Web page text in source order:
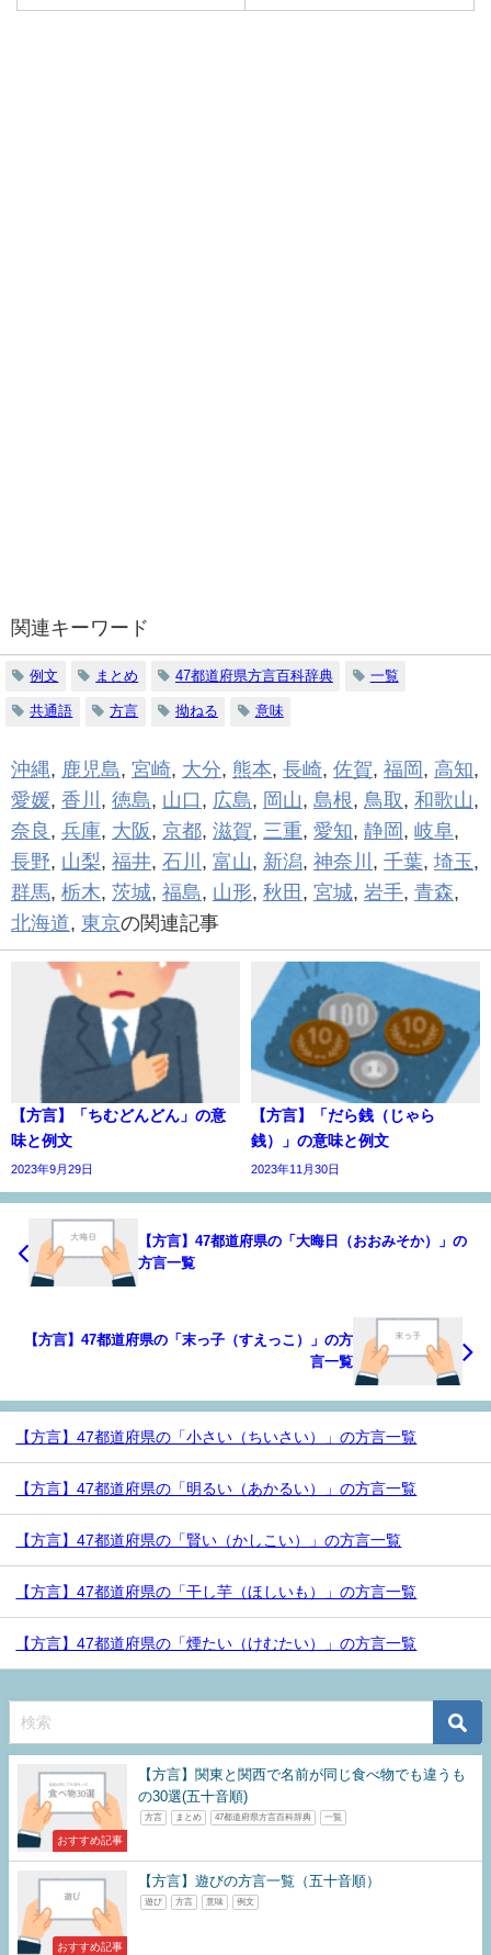
関連キーワード
例文 まとめ 47都道府県方言百科辞典 一覧
共通語 方言 拗ねる 意味
沖縄, 鹿児島, 宮崎, 大分, 熊本, 長崎, 佐賀, 福岡 , 高知,
愛媛, 香川 , 徳島, 山口 , 広島, 岡山, 島根, 鳥取, 和歌山,
奈良 , 兵庫, 大阪, 京都, 滋賀, 三重, 愛知, 静岡 , 岐阜,
長野, 山梨, 福井, 石川 , 富山, 新潟, 神奈川 , 千葉, 埼玉 ,
群馬, 栃木, 茨城, 福島, 山形, 秋田 , 宮城, 岩手, 青森,
北海道, 東京の関連記事
【方言】「ちむどんどん」の意
味と例文
2023年9月29日
【方言】「だら銭（じゃら
銭）」の意味と例文
2023年11月30日
【方言】47都道府県の「大晦日（おおみそか）」の
方言一覧
【方言】47都道府県の「末っ子（すえっこ）」の方
言一覧
【方言】47都道府県の「小さい（ちいさい）」の方言一覧
【方言】47都道府県の「明るい（あかるい）」の方言一覧
【方言】47都道府県の「賢い（かしこい）」の方言一覧
【方言】47都道府県の「干し芋（ほしいも）」の方言一覧
【方言】47都道府県の「煙たい（けむたい）」の方言一覧
おすすめ記事
【方言】関東と関西で名前が同じ食べ物でも違うも
の30選(五十音順)
方言 まとめ 47都道府県方言百科辞典 一覧
おすすめ記事
【方言】遊びの方言一覧（五十音順）
遊び 方言 意味 例文